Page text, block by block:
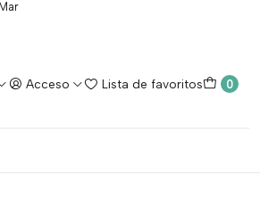
Acceso Lista de favoritos 0